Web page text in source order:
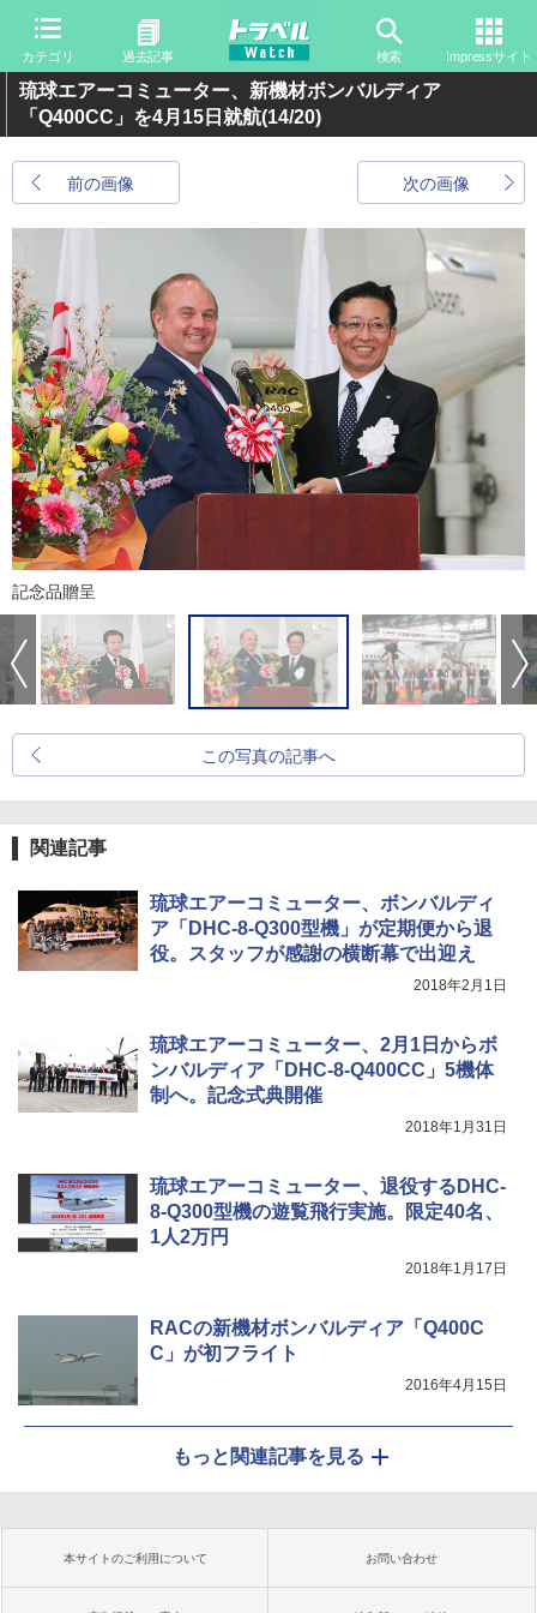
カテゴリ 過去記事 検索 Impressサイト
琉球エアーコミューター、新機材ボンバルディア
「Q400CC」を4月15日就航(14/20)
前の画像 次の画像
記念品贈呈
この写真の記事へ
関連記事
琉球エアーコミューター、ボンバルディ
ア「DHC-8-Q300型機」が定期便から退
役。スタッフが感謝の横断幕で出迎え
2018年2月1日
琉球エアーコミューター、2月1日からボ
ンバルディア「DHC-8-Q400CC」5機体
制へ。記念式典開催
2018年1月31日
琉球エアーコミューター、退役するDHC-
8-Q300型機の遊覧飛行実施。限定40名、
1人2万円
2018年1月17日
RACの新機材ボンバルディア「Q400C
C」が初フライト
2016年4月15日
もっと関連記事を見る
本サイトのご利用について お問い合わせ